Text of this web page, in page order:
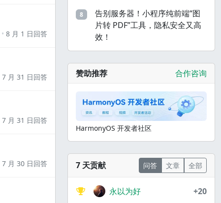
8 月 1 日回答
7 月 31 日回答
7 月 31 日回答
7 月 30 日回答
8
告别服务器！小程序纯前端“图
片转 PDF”工具，隐私安全又高
效！
赞助推荐 合作咨询
HarmonyOS 开发者社区
7 天贡献 问答 文章 全部
永以为好
+20